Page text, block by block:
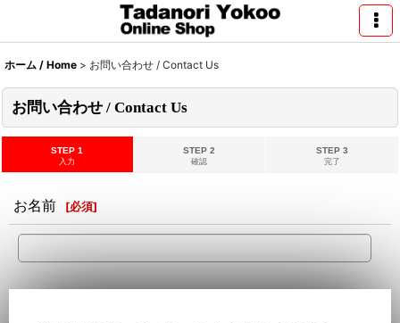
ホーム / Home > お問い合わせ / Contact Us
お問い合わせ / Contact Us
STEP 1
入力
STEP 2
確認
STEP 3
完了
お名前 [必須]